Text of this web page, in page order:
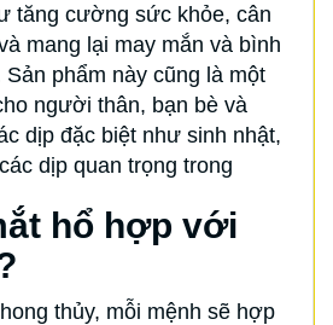
tăng cường sức khỏe, cân
mang lại may mắn và bình
phẩm này cũng là một
người thân, bạn bè và
dịp đặc biệt như sinh nhật,
dịp quan trọng trong
hổ hợp với
thủy, mỗi mệnh sẽ hợp